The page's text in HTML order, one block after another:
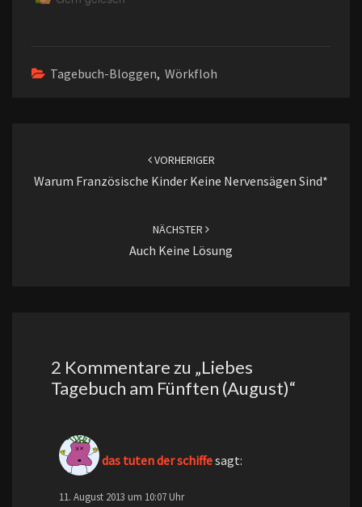
Tagebuch-Bloggen, Wörkfloh
VORHERIGER
Warum Französische Kinder Keine Nervensägen Sind*
NÄCHSTER
Auch Keine Lösung
2 Kommentare zu „Liebes
Tagebuch am Fünften (August)“
das tuten der schiffesagt:
11. August 2013 um 10:07 Uhr